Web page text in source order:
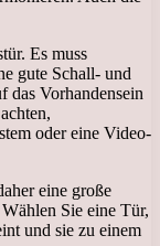
Es muss
gute Schall- und
das Vorhandensein
oder eine Video-
eine große
Sie eine Tür,
und sie zu einem